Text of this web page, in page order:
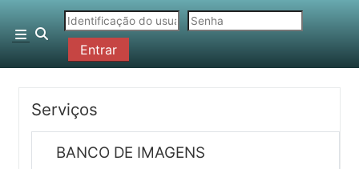
Painel lateral
Alternar entrada de pesquisa
Entrar
Serviços
BANCO DE IMAGENS